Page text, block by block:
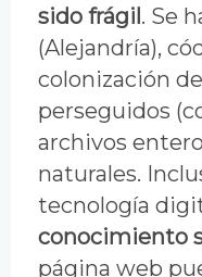
sido frágil. Se
(Alejandría),
colonización
perseguidos
archivos
naturales.
tecnología
conocimiento
página web